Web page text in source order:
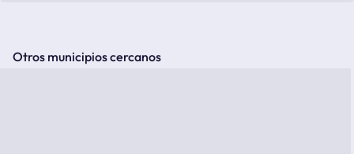
Otros municipios cercanos